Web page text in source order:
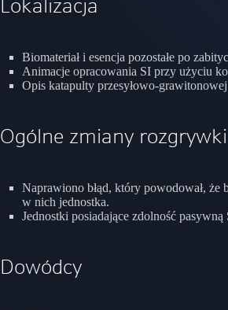
Lokalizacja
Biomateriał i esencja pozostałe po
Animacje opracowania SI przy użyciu
Opis katapulty przesyłowo-
Ogólne zmiany rozgrywki
Naprawiono błąd, który powodował, że
w nich jednostka.
Jednostki posiadające zdolność
Dowódcy